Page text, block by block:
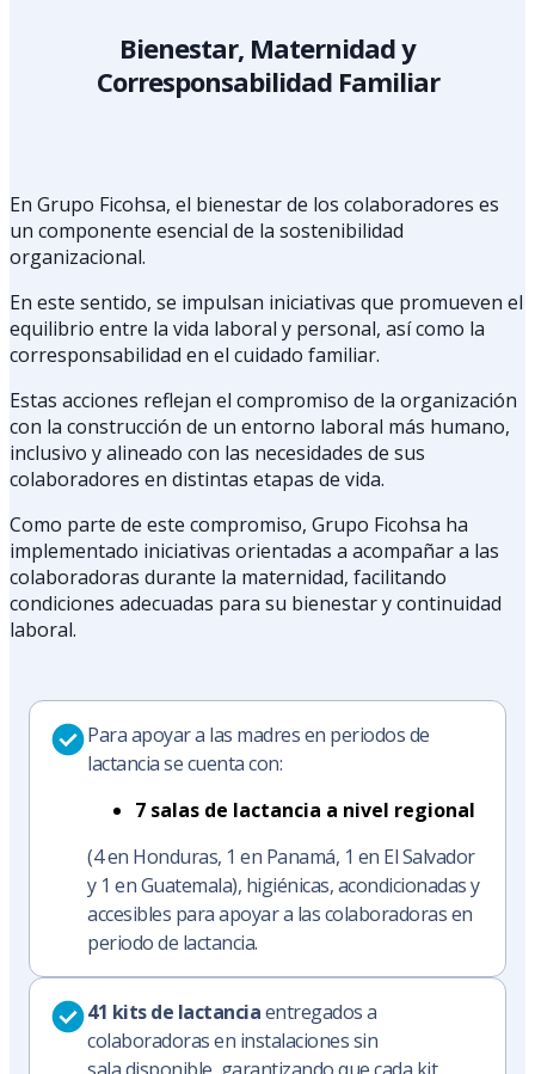
Bienestar, Maternidad y
Corresponsabilidad Familiar
En Grupo Ficohsa, el bienestar de los colaboradores es
un componente esencial de la sostenibilidad
organizacional.
En este sentido, se impulsan iniciativas que promueven el
equilibrio entre la vida laboral y personal, así como la
corresponsabilidad en el cuidado familiar.
Estas acciones reflejan el compromiso de la organización
con la construcción de un entorno laboral más humano,
inclusivo y alineado con las necesidades de sus
colaboradores en distintas etapas de vida.
Como parte de este compromiso, Grupo Ficohsa ha
implementado iniciativas orientadas a acompañar a las
colaboradoras durante la maternidad, facilitando
condiciones adecuadas para su bienestar y continuidad
laboral.
Para apoyar a las madres en periodos de
lactancia se cuenta con:
7 salas de lactancia a nivel regional
(4 en Honduras, 1 en Panamá, 1 en El Salvador
y 1 en Guatemala), higiénicas, acondicionadas y
accesibles para apoyar a las colaboradoras en
periodo de lactancia.
41 kits de lactanciaentregados a
colaboradoras en instalaciones sin